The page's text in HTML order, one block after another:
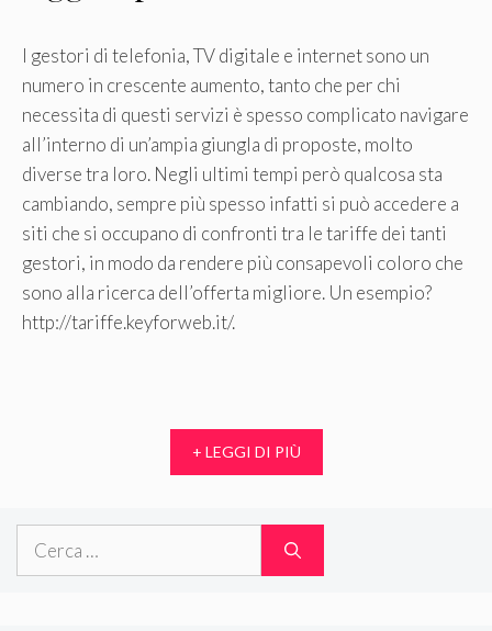
I gestori di telefonia, TV digitale e internet sono un
numero in crescente aumento, tanto che per chi
necessita di questi servizi è spesso complicato navigare
all’interno di un’ampia giungla di proposte, molto
diverse tra loro. Negli ultimi tempi però qualcosa sta
cambiando, sempre più spesso infatti si può accedere a
siti che si occupano di confronti tra le tariffe dei tanti
gestori, in modo da rendere più consapevoli coloro che
sono alla ricerca dell’offerta migliore. Un esempio?
http://tariffe.keyforweb.it/.
+ LEGGI DI PIÙ
Ricerca